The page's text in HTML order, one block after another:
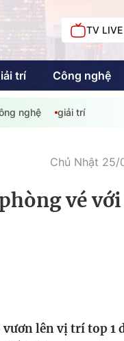
TV LIVE
trí Công nghệ
Kinh tế
nghệ giải trí
Chủ Nhật 25/
vé với
lên vị trí top 1